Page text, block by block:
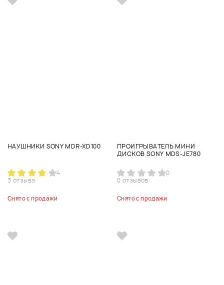
НАУШНИКИ SONY MDR-XD100
4
3 отзыва
Снято с продажи
ПРОИГРЫВАТЕЛЬ МИНИ
ДИСКОВ SONY MDS-JE780
0
0 отзывов
Снято с продажи